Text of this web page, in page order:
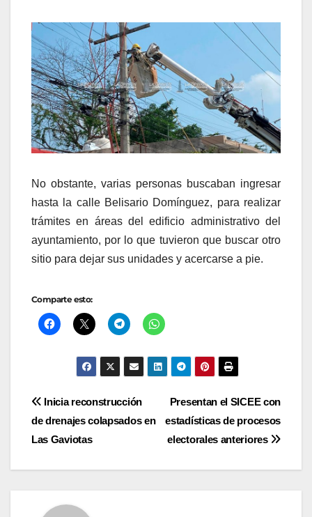
No obstante, varias personas buscaban ingresar
hasta la calle Belisario Domínguez, para realizar
trámites en áreas del edificio administrativo del
ayuntamiento, por lo que tuvieron que buscar otro
sitio para dejar sus unidades y acercarse a pie.
Comparte esto:
Navegación
de
entradas
Presentan el SICEE con
estadísticas de procesos
electorales anteriores
Inicia reconstrucción
de drenajes colapsados en
Las Gaviotas